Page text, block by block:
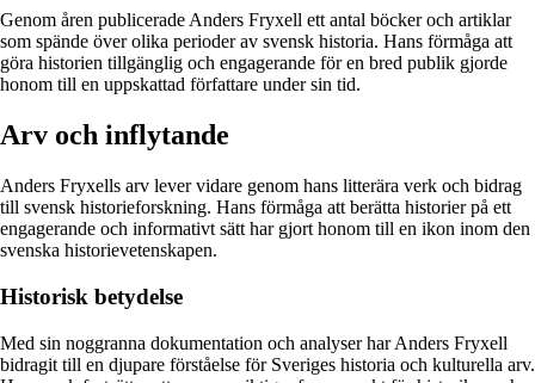
Genom åren publicerade Anders Fryxell ett antal böcker och artiklar
som spände över olika perioder av svensk historia. Hans förmåga att
göra historien tillgänglig och engagerande för en bred publik gjorde
honom till en uppskattad författare under sin tid.
Arv och inflytande
Anders Fryxells arv lever vidare genom hans litterära verk och bidrag
till svensk historieforskning. Hans förmåga att berätta historier på ett
engagerande och informativt sätt har gjort honom till en ikon inom den
svenska historievetenskapen.
Historisk betydelse
Med sin noggranna dokumentation och analyser har Anders Fryxell
bidragit till en djupare förståelse för Sveriges historia och kulturella arv.